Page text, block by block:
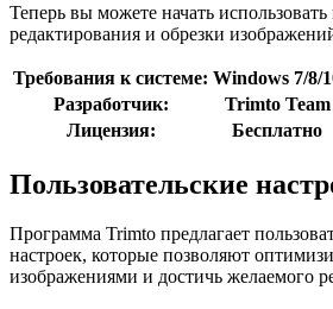
Теперь вы можете начать
редактирования и обрезки
Требования к системе: Windows 7/8/
Разработчик:
Trimto Team
Лицензия:
Бесплатно
Пользовательские
Программа Trimto предлагает
настроек, которые позволяют
изображениями и достичь желаемого